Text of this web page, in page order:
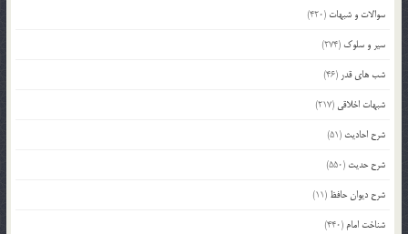
سوالات و شبهات (420)
سیر و سلوک (274)
شب های قدر (46)
شبهات اخلاقی (217)
شرح احادیث (51)
شرح حدیث (550)
شرح دیوان حافظ (11)
شناخت امام (440)